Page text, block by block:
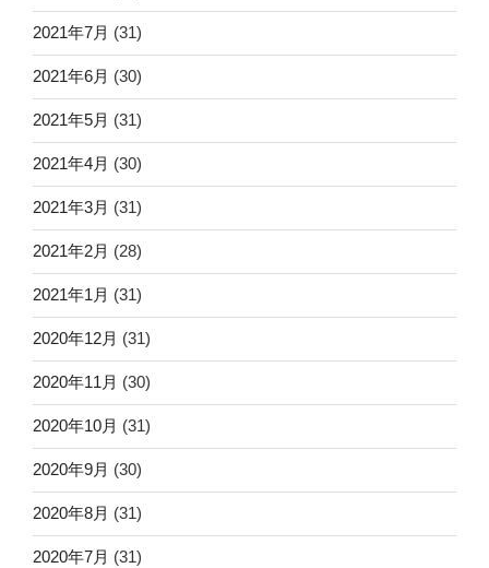
2021年7月 (31)
2021年6月 (30)
2021年5月 (31)
2021年4月 (30)
2021年3月 (31)
2021年2月 (28)
2021年1月 (31)
2020年12月 (31)
2020年11月 (30)
2020年10月 (31)
2020年9月 (30)
2020年8月 (31)
2020年7月 (31)